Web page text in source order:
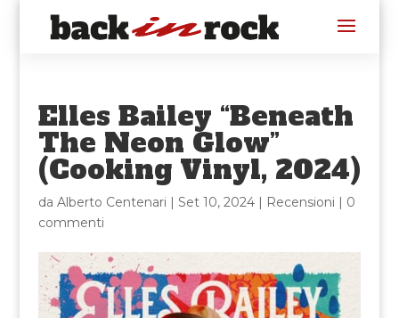
Elles Bailey “Beneath
The Neon Glow”
(Cooking Vinyl, 2024)
da Alberto Centenari | Set 10, 2024| Recensioni | 0
commenti